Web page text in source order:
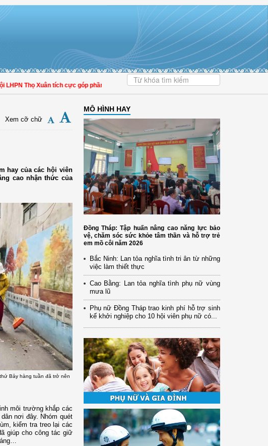
Thọ Xuân tích cực góp phần nâng cao tỷ lệ người dân tham gia bảo hiểm y tế
Xem cỡ chữ
hay của các hội viên
cao nhận thức của
Bảy hàng tuần đã trở nên
môi trường khắp các
nơi đây. Nhóm quét
kiểm tra treo lại các
giúp cho công tác giữ
MÔ HÌNH HAY
Đồng Tháp: Tập huấn nâng cao năng lực bảo
vệ, chăm sóc sức khỏe tâm thần và hỗ trợ trẻ
em mồ côi năm 2026
Bắc Ninh: Lan tỏa nghĩa tình tri ân từ những
việc làm thiết thực
Cao Bằng: Lan tỏa nghĩa tình phụ nữ vùng
mưa lũ
Phụ nữ Đồng Tháp trao kinh phí hỗ trợ sinh
kế khởi nghiệp cho 10 hội viên phụ nữ có...